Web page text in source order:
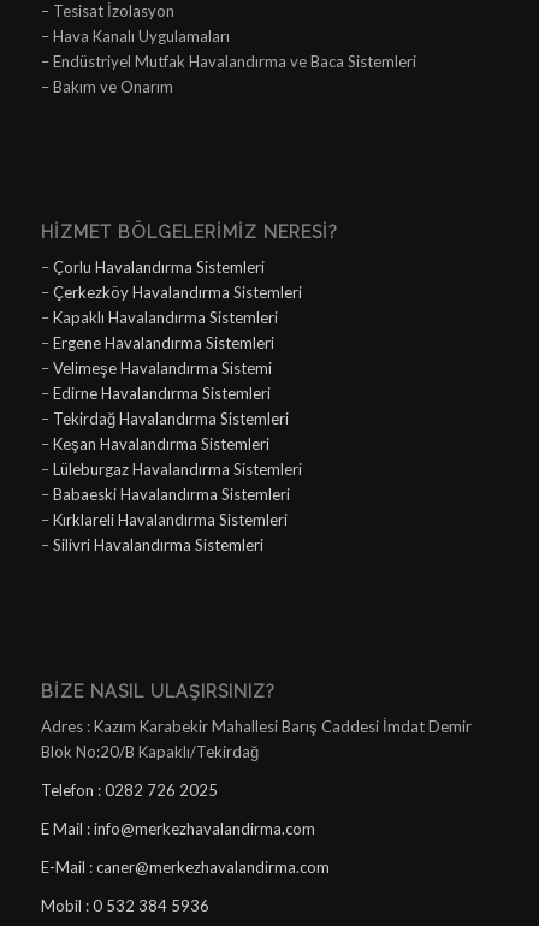
– Tesisat İzolasyon
– Hava Kanalı Uygulamaları
– Endüstriyel Mutfak Havalandırma ve Baca Sistemleri
– Bakım ve Onarım
HIZMET BÖLGELERIMIZ NERESI?
–Çorlu Havalandırma Sistemleri
–Çerkezköy Havalandırma Sistemleri
–Kapaklı Havalandırma Sistemleri
–Ergene Havalandırma Sistemleri
–Velimeşe Havalandırma Sistemi
–Edirne Havalandırma Sistemleri
– Tekirdağ Havalandırma Sistemleri
–Keşan Havalandırma Sistemleri
–Lüleburgaz Havalandırma Sistemleri
–Babaeski Havalandırma Sistemleri
–Kırklareli Havalandırma Sistemleri
–Silivri Havalandırma Sistemleri
BIZE NASIL ULAŞIRSINIZ?
Adres : Kazım Karabekir Mahallesi Barış Caddesi İmdat Demir
Blok No:20/B Kapaklı/Tekirdağ
Telefon : 0282 726 2025
E Mail : info@merkezhavalandirma.com
E-Mail : caner@merkezhavalandirma.com
Mobil : 0 532 384 5936